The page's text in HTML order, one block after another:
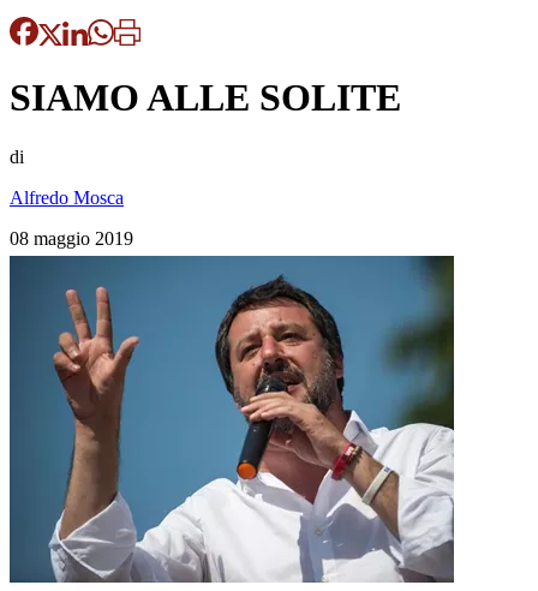
SIAMO ALLE SOLITE
di
Alfredo Mosca
08 maggio 2019